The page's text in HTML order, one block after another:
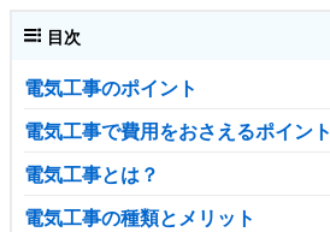
目次
電気工事のポイント
電気工事で費用をおさえるポイント
電気工事とは？
電気工事の種類とメリット